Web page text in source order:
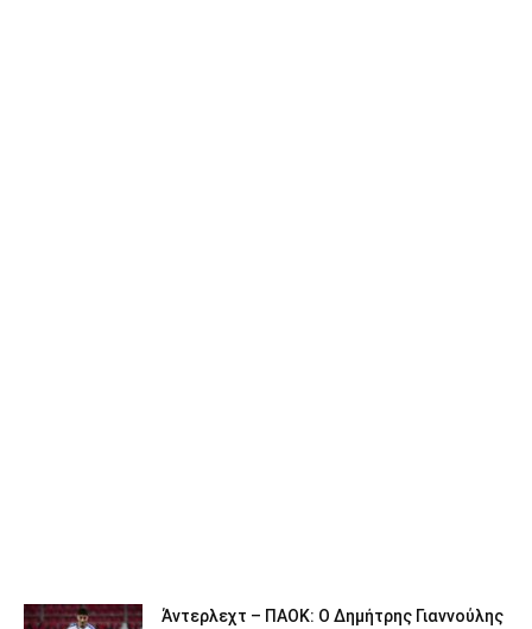
Άντερλεχτ – ΠΑΟΚ: Ο Δημήτρης Γιαννούλης